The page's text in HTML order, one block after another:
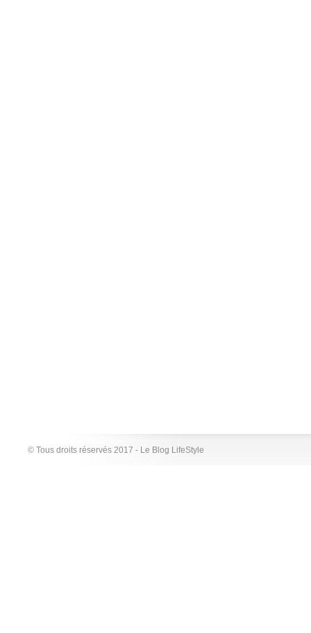
© Tous droits réservés 2017 - Le Blog LifeStyle